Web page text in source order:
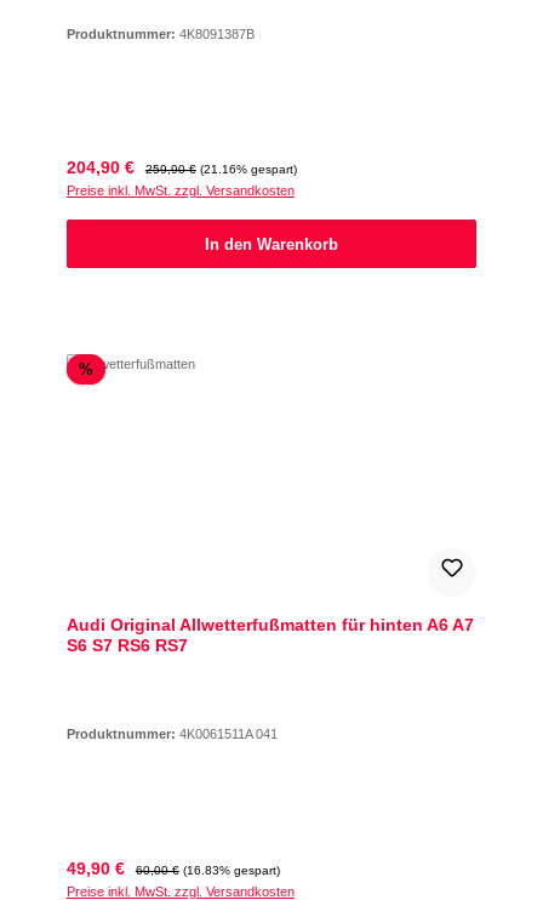
Produktnummer: 4K8091387B
Verkaufspreis:
204,90 € Regulärer Preis:
259,90 € (21.16% gespart)
Preise inkl. MwSt. zzgl. Versandkosten
In den Warenkorb
%Rabatt
Audi Original Allwetterfußmatten für hinten A6 A7
S6 S7 RS6 RS7
Produktnummer: 4K0061511A 041
Verkaufspreis:
49,90 € Regulärer Preis:
60,00 € (16.83% gespart)
Preise inkl. MwSt. zzgl. Versandkosten